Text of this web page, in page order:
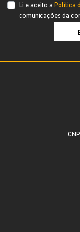
Li e aceito a Política
comunicações da